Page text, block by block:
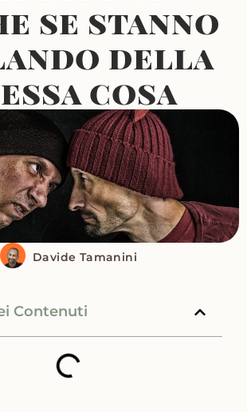
se stanno
della
cosa
Davide Tamanini
Contenuti